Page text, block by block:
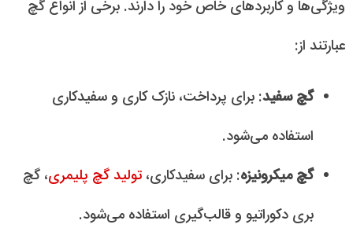
ویژگی‌ها و کاربردهای خاص خود را دارند. برخی از انواع گچ
عبارتند از:
گچ سفید: برای پرداخت، نازک کاری و سفیدکاری
استفاده می‌شود.
گچ میکرونیزه: برای سفیدکاری، تولید گچ پلیمری، گچ
بری دکوراتیو و قالب‌گیری استفاده می‌شود.